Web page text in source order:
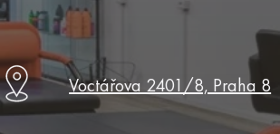
Voctářova 2401/8, Praha 8